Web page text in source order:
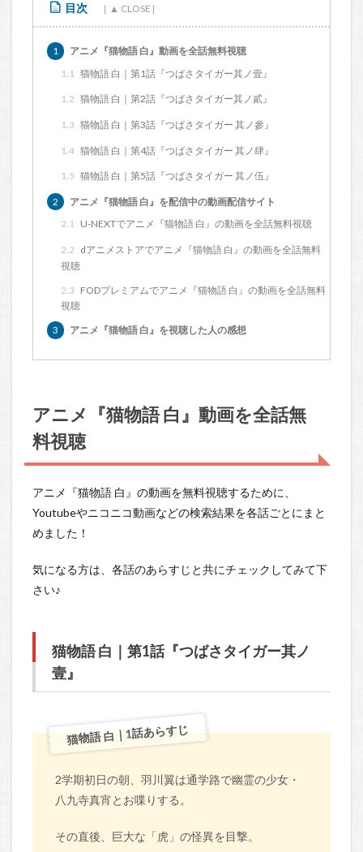
目次
1
アニメ『猫物語 白』動画を全話無料視聴
1.1 猫物語 白｜第1話『つばさタイガー其ノ壹』
1.2 猫物語 白｜第2話『つばさタイガー其ノ貳』
1.3 猫物語 白｜第3話『つばさタイガー 其ノ參』
1.4 猫物語 白｜第4話『つばさタイガー 其ノ肆』
1.5 猫物語 白｜第5話『つばさタイガー 其ノ伍』
2
アニメ『猫物語 白』を配信中の動画配信サイト
2.1 U-NEXTでアニメ『猫物語 白』の動画を全話無料視聴
2.2 dアニメストアでアニメ『猫物語 白』の動画を全話無料
視聴
2.3 FODプレミアムでアニメ『猫物語 白』の動画を全話無料
視聴
3
アニメ『猫物語 白』を視聴した人の感想
アニメ『猫物語 白』動画を全話無
料視聴
アニメ『猫物語 白』の動画を無料視聴するために、
Youtubeやニコニコ動画などの検索結果を各話ごとにまと
めました！
気になる方は、各話のあらすじと共にチェックしてみて下
さい♪
猫物語 白｜第1話『つばさタイガー其ノ
壹』
猫物語 白｜1話あらすじ
2学期初日の朝、羽川翼は通学路で幽霊の少女・
八九寺真宵とお喋りする。
その直後、巨大な「虎」の怪異を目撃。